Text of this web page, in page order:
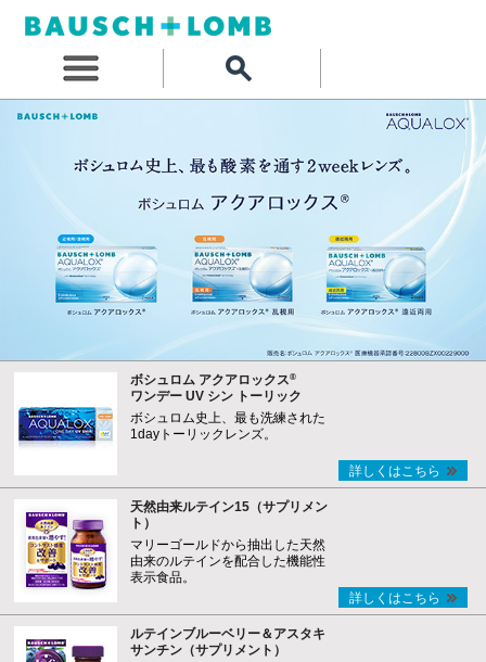
ボシュロム アクアロックス®
ワンデー UV シン トーリック
ボシュロム史上、最も洗練された
1dayトーリックレンズ。
詳しくはこちら
天然由来ルテイン15（サプリメン
ト）
マリーゴールドから抽出した天然
由来のルテインを配合した機能性
表示食品。
詳しくはこちら
ルテインブルーベリー＆アスタキ
サンチン（サプリメント）